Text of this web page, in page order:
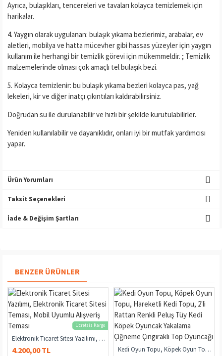
Ayrıca, bulaşıkları, tencereleri ve tavaları kolayca temizlemek için
harikalar.
4. Yaygın olarak uygulanan: bulaşık yıkama bezlerimiz, arabalar, ev
aletleri, mobilya ve hatta mücevher gibi hassas yüzeyler için yaygın
kullanım ile herhangi bir temizlik görevi için mükemmeldir. ; Temizlik
malzemelerinde olması çok amaçlı tel bulaşık bezi.
5. Kolayca temizlenir: bu bulaşık yıkama bezleri kolayca pas, yağ
lekeleri, kir ve diğer inatçı çıkıntıları kaldırabilirsiniz.
Doğrudan su ile durulanabilir ve hızlı bir şekilde kurutulabilirler.
Yeniden kullanılabilir ve dayanıklıdır, onları iyi bir mutfak yardımcısı
yapar.
Ürün Yorumları
Taksit Seçenekleri
İade & Değişim Şartları
BENZER ÜRÜNLER
Ücretsiz Kargo
Elektronik Ticaret Sitesi Yazılımı, Elektronik Ticaret Sitesi Teması, Mobil Uyumlu Alışveriş Teması
4.200,00 TL Kedi Oyun Topu, Köpek Oyun Topu, Hareketli Kedi Topu, 2'li Rattan Renkli Peluş Tüy Kedi Köpek Oyuncak Yakalama Çiğneme Çıngıraklı Top Oyuncağı